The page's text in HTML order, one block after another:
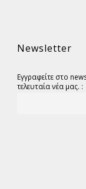
Newsletter
Εγγραφείτε στο
τελευταία νέα μας. :